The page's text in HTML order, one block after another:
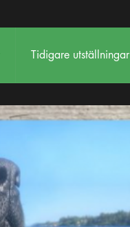
Tidigare utställningar